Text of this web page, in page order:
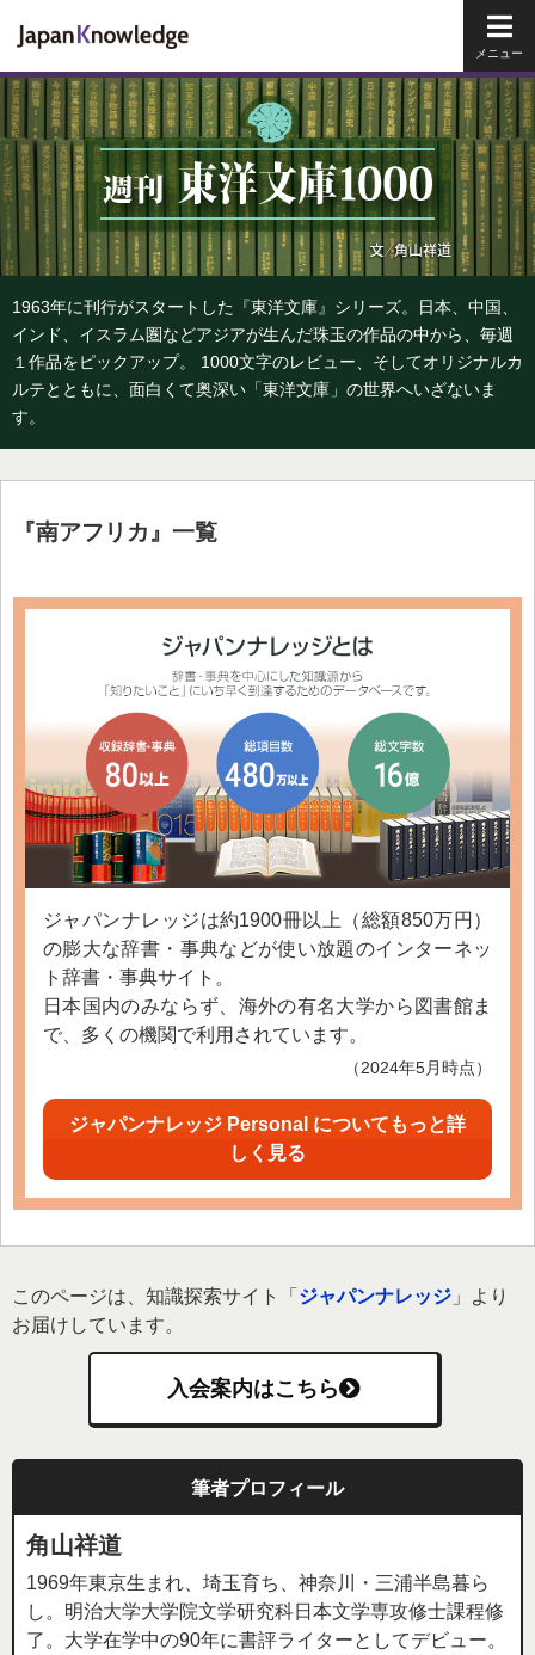
1963年に刊行がスタートした『東洋文庫』シリーズ。日本、中国、
インド、イスラム圏などアジアが生んだ珠玉の作品の中から、毎週
１作品をピックアップ。 1000文字のレビュー、そしてオリジナルカ
ルテとともに、面白くて奥深い「東洋文庫」の世界へいざないま
す。
『南アフリカ』一覧
ジャパンナレッジは約1900冊以上（総額850万円）
の膨大な辞書・事典などが使い放題のインターネッ
ト辞書・事典サイト。
日本国内のみならず、海外の有名大学から図書館ま
で、多くの機関で利用されています。
（2024年5月時点）
ジャパンナレッジ Personal についてもっと詳
しく見る
このページは、知識探索サイト「 ジャパンナレッジ 」より
お届けしています。
入会案内はこちら
筆者プロフィール
角山祥道
1969年東京生まれ、埼玉育ち、神奈川・三浦半島暮ら
し。明治大学大学院文学研究科日本文学専攻修士課程修
了。大学在学中の90年に書評ライターとしてデビュー。